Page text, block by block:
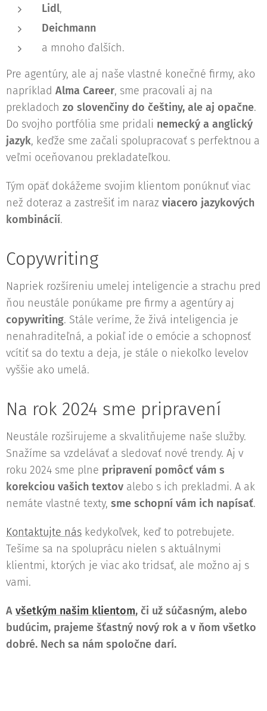
Lidl,
Deichmann
a mnoho ďalších.
Pre agentúry, ale aj naše vlastné konečné firmy, ako
napríklad Alma Career, sme pracovali aj na
prekladoch zo slovenčiny do češtiny, ale aj opačne.
Do svojho portfólia sme pridali nemecký a anglický
jazyk, keďže sme začali spolupracovať s perfektnou a
veľmi oceňovanou prekladateľkou.
Tým opäť dokážeme svojim klientom ponúknuť viac
než doteraz a zastrešiť im naraz viacero jazykových
kombinácií.
Copywriting
Napriek rozšíreniu umelej inteligencie a strachu pred
ňou neustále ponúkame pre firmy a agentúry aj
copywriting. Stále veríme, že živá inteligencia je
nenahraditeľná, a pokiaľ ide o emócie a schopnosť
vcítiť sa do textu a deja, je stále o niekoľko levelov
vyššie ako umelá.
Na rok 2024 sme pripravení
Neustále rozširujeme a skvalitňujeme naše služby.
Snažíme sa vzdelávať a sledovať nové trendy. Aj v
roku 2024 sme plne pripravení pomôcť vám s
korekciou vašich textov alebo s ich prekladmi. A ak
nemáte vlastné texty, sme schopní vám ich napísať.
Kontaktujte nás kedykoľvek, keď to potrebujete.
Tešíme sa na spoluprácu nielen s aktuálnymi
klientmi, ktorých je viac ako tridsať, ale možno aj s
vami.
A všetkým našim klientom, či už súčasným, alebo
budúcim, prajeme šťastný nový rok a v ňom všetko
dobré. Nech sa nám spoločne darí.